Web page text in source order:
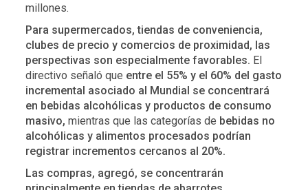
millones.
Para supermercados, tiendas de conveniencia,
clubes de precio y comercios de proximidad, las
perspectivas son especialmente favorables. El
directivo señaló que entre el 55% y el 60% del gasto
incremental asociado al Mundial se concentrará
en bebidas alcohólicas y productos de consumo
masivo, mientras que las categorías de bebidas no
alcohólicas y alimentos procesados podrían
registrar incrementos cercanos al 20%.
Las compras, agregó, se concentrarán